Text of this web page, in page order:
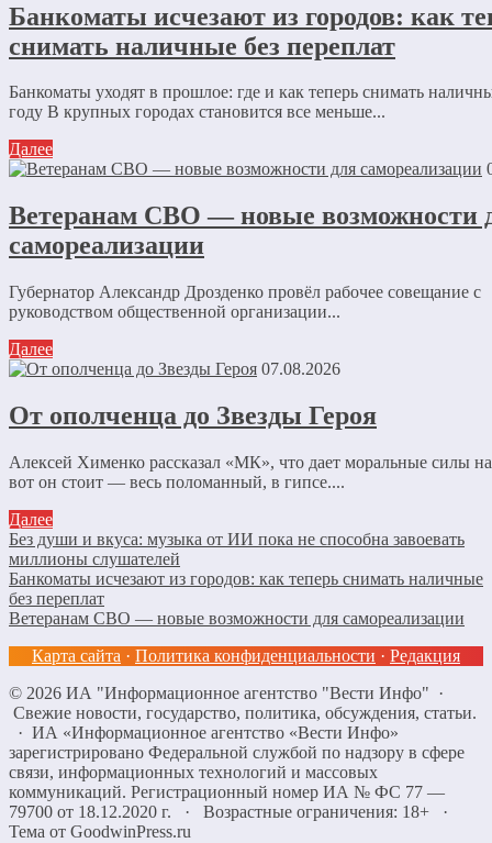
Банкоматы исчезают из городов: как
снимать наличные без переплат
Банкоматы уходят в прошлое: где и как теперь снимать
году В крупных городах становится все меньше...
Далее
Ветеранам СВО — новые возможности
самореализации
Губернатор Александр Дрозденко провёл рабочее совещание с
руководством общественной организации...
Далее
07.08.2026
От ополченца до Звезды Героя
Алексей Хименко рассказал «МК», что дает моральные
вот он стоит — весь поломанный, в гипсе....
Далее
Без души и вкуса: музыка от ИИ пока не способна завоевать
миллионы слушателей
Банкоматы исчезают из городов: как теперь снимать наличные
без переплат
Ветеранам СВО — новые возможности для самореализации
Карта сайта · Политика конфиденциальности · Редакция
© 2026 ИА "Информационное агентство "Вести Инфо" ·
Свежие новости, государство, политика, обсуждения, статьи.
· ИА «Информационное агентство «Вести Инфо»
зарегистрировано Федеральной службой по надзору в сфере
связи, информационных технологий и массовых
коммуникаций. Регистрационный номер ИА № ФС 77 —
79700 от 18.12.2020 г. · Возрастные ограничения: 18+
·
Тема от GoodwinPress.ru